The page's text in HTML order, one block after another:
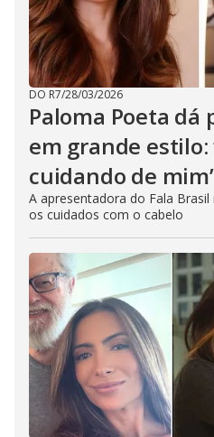
DO R7/28/03/2026
Paloma Poeta dá
em grande estilo:
cuidando de mim’
A apresentadora do Fala
os cuidados com o cabelo